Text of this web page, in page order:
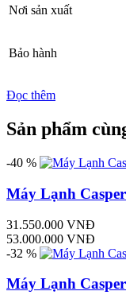
Nơi sản xuất
Bảo hành
Đọc thêm
Sản phẩm
-40 %
Máy Lạnh
31.550.000 VNĐ
53.000.000 VNĐ
-32 %
Máy Lạnh